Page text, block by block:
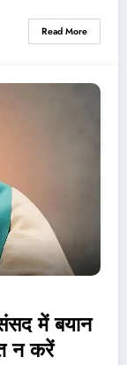
Read More
में बयान
न करें